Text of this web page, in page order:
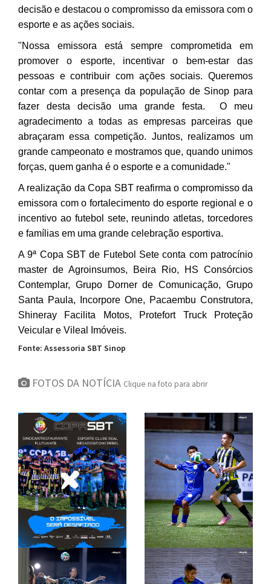
decisão e destacou o compromisso da emissora com o
esporte e as ações sociais.
"Nossa emissora está sempre comprometida em
promover o esporte, incentivar o bem-estar das
pessoas e contribuir com ações sociais. Queremos
contar com a presença da população de Sinop para
fazer desta decisão uma grande festa. O meu
agradecimento a todas as empresas parceiras que
abraçaram essa competição. Juntos, realizamos um
grande campeonato e mostramos que, quando unimos
forças, quem ganha é o esporte e a comunidade."
A realização da Copa SBT reafirma o compromisso da
emissora com o fortalecimento do esporte regional e o
incentivo ao futebol sete, reunindo atletas, torcedores
e famílias em uma grande celebração esportiva.
A 9ª Copa SBT de Futebol Sete conta com patrocínio
master de Agroinsumos, Beira Rio, HS Consórcios
Contemplar, Grupo Dorner de Comunicação, Grupo
Santa Paula, Incorpore One, Pacaembu Construtora,
Shineray Facilita Motos, Protefort Truck Proteção
Veicular e Vileal Imóveis.
Fonte: Assessoria SBT Sinop
FOTOS DA NOTÍCIA Clique na foto para abrir